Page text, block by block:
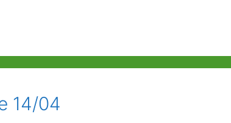
14/04